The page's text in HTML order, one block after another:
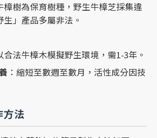
樟樹為保育樹種，野生牛樟芝採集違
」產品多屬非法。
合法牛樟木模擬野生環境，需1-3年。
：縮短至數週至數月，活性成分因技
法